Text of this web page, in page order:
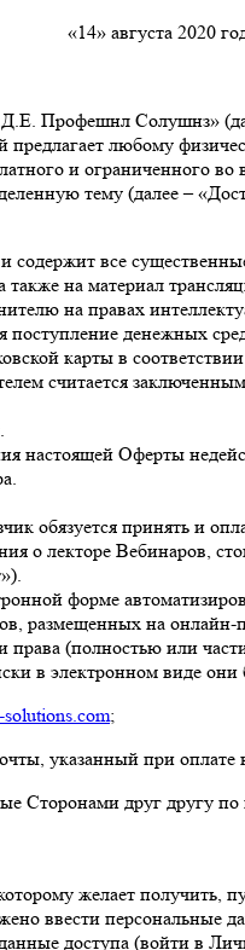
«14» августа 2020
Профешнл Солушнз»
любому
и ограниченного
тему (далее –
содержит все
также на материал
на правах
денежных
карты в
считается
настоящей Оферты
обязуется принять и
о лекторе Вебинаров,
форме
размещенных на
права (полностью или
в электронном виде
;
указанный при оплате
Сторонами друг другу
желает получить,
ввести
доступа (войти в